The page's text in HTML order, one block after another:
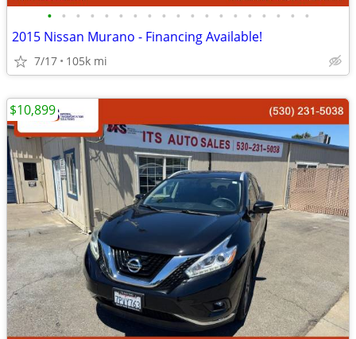
• • • • • • • • • • • • • • • • • • •
2015 Nissan Murano - Financing Available!
7/17 105k mi
$10,899